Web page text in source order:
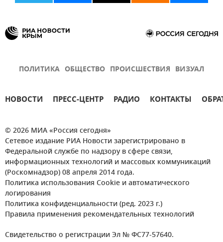
ПОЛИТИКА ОБЩЕСТВО ПРОИСШЕСТВИЯ ВИЗУАЛ
НОВОСТИ ПРЕСС-ЦЕНТР РАДИО КОНТАКТЫ
© 2026 МИА «Россия сегодня»
Сетевое издание РИА Новости зарегистрировано в
Федеральной службе по надзору в сфере связи,
информационных технологий и массовых коммуникаций
(Роскомнадзор) 08 апреля 2014 года.
Политика использования Cookie и автоматического
логирования
Политика конфиденциальности (ред. 2023 г.)
Правила применения рекомендательных технологий
Свидетельство о регистрации Эл № ФС77-57640.